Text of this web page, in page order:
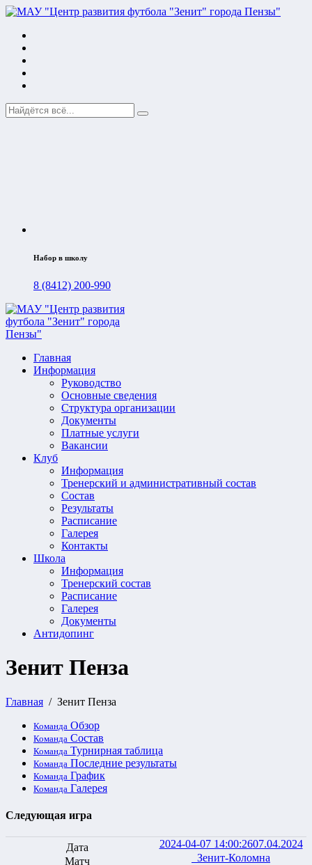
Набор в школу
8 (8412) 200-990
Главная
Информация
Руководство
Основные сведения
Структура организации
Документы
Платные услуги
Вакансии
Клуб
Информация
Тренерский и административный состав
Состав
Результаты
Расписание
Галерея
Контакты
Школа
Информация
Тренерский состав
Расписание
Галерея
Документы
Антидопинг
Зенит Пенза
Главная Зенит Пенза
Команда Обзор
Команда Состав
Команда Турнирная таблица
Команда Последние результаты
Команда График
Команда Галерея
Следующая игра
2024-04-07 14:00:2607.04.2024
Зенит-Коломна